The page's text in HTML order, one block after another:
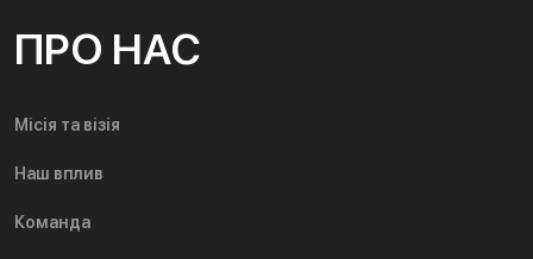
ПРО НАС
Місія та візія
Наш вплив
Команда